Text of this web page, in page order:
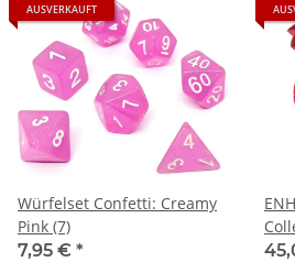
AUSVERKAUFT
Würfelset Confetti: Creamy
Pink (7)
7,95 € *